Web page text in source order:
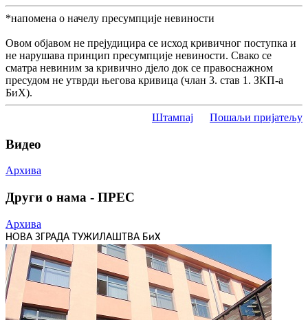
*напомена о начелу пресумпције невиности
Овом објавом не прејудицира се исход кривичног поступка и
не нарушава принцип пресумпције невиности. Свако се
сматра невиним за кривично дјело док се правоснажном
пресудом не утврди његова кривица (члан 3. став 1. ЗКП-а
БиХ).
Штампај Пошаљи пријатељу
Видео
Архива
Други о нама - ПРЕС
Архива
НОВА ЗГРАДА ТУЖИЛАШТВА БиХ